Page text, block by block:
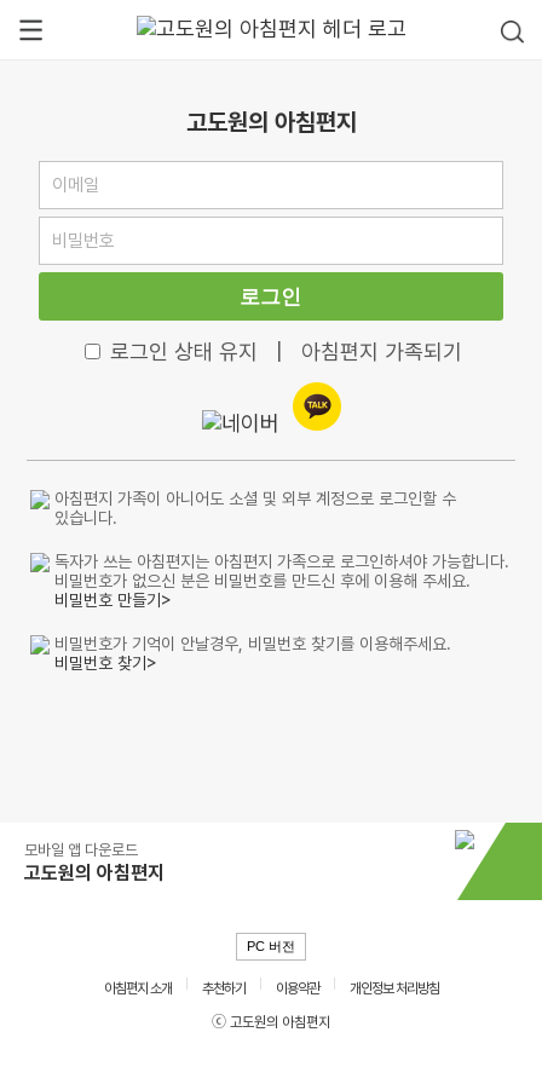
고도원의 아침편지
로그인
로그인 상태 유지 아침편지 가족되기
아침편지 가족이 아니어도 소셜 및 외부 계정으로 로그인할 수
있습니다.
독자가 쓰는 아침편지는 아침편지 가족으로 로그인하셔야 가능합니다.
비밀번호가 없으신 분은 비밀번호를 만드신 후에 이용해 주세요.
비밀번호 만들기>
비밀번호가 기억이 안날경우, 비밀번호 찾기를 이용해주세요.
비밀번호 찾기>
모바일 앱 다운로드
고도원의 아침편지
PC 버전
아침편지 소개 추천하기 이용약관
개인정보 처리방침
ⓒ 고도원의 아침편지